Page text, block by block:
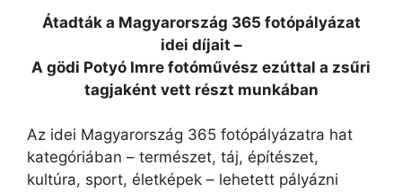
Átadták a Magyarország 365 fotópályázat
idei díjait –
A gödi Potyó Imre fotóművész ezúttal a zsűri
tagjaként vett részt munkában
Az idei Magyarország 365 fotópályázatra hat
kategóriában – természet, táj, építészet,
kultúra, sport, életképek – lehetett pályázni